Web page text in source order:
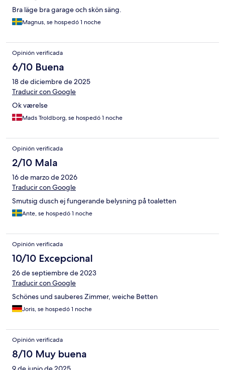
Bra läge bra garage och skön säng.
Magnus, se hospedó 1 noche
Opinión verificada
6/10 Buena
18 de diciembre de 2025
Traducir con Google
Ok værelse
Mads Troldborg, se hospedó 1 noche
Opinión verificada
2/10 Mala
16 de marzo de 2026
Traducir con Google
Smutsig dusch ej fungerande belysning på toaletten
Ante, se hospedó 1 noche
Opinión verificada
10/10 Excepcional
26 de septiembre de 2023
Traducir con Google
Schönes und sauberes Zimmer, weiche Betten
Joris, se hospedó 1 noche
Opinión verificada
8/10 Muy buena